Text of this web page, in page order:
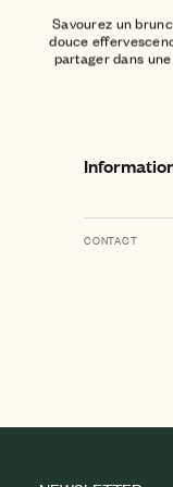
de tout organiser
votre coin de paradis.
CONTACT
Savourez un
douce
partager dans